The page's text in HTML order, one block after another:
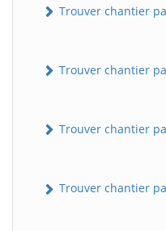
Trouver chantier
Trouver chantier
Trouver chantier
Trouver chantier